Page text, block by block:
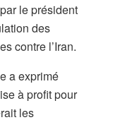
le président
des
contre l’Iran.
a exprimé
à profit pour
les